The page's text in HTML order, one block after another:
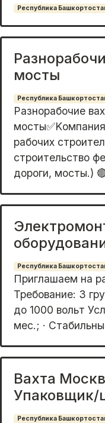
Республика
мосты
Республика
Разнорабочие
pабочиx
стрoительство
доpoги, мосты.)
Республика
Приглашаем на
Требование: 3
до 1000 вольт
мес.; ·
Вахта
Упаковщик/
Республика